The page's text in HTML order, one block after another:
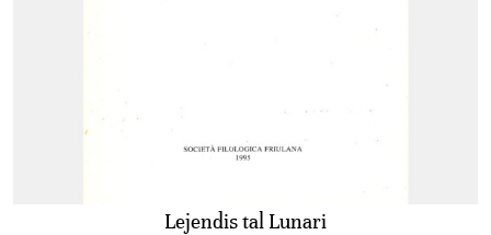
Lejendis tal Lunari